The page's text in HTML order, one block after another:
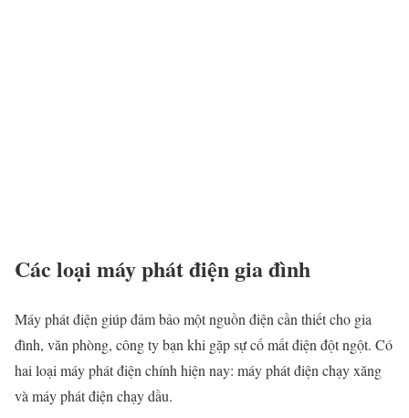
Các loại máy phát điện gia đình
Máy phát điện giúp đảm bảo một nguồn điện cần thiết cho gia
đình, văn phòng, công ty bạn khi gặp sự cố mất điện đột ngột. Có
hai loại máy phát điện chính hiện nay: máy phát điện chạy xăng
và máy phát điện chạy dầu.